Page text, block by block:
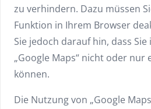
zu verhindern. Dazu müssen
Funktion in Ihrem Browser
Sie jedoch darauf hin, dass Sie
„Google Maps“ nicht oder nur
können.
Die Nutzung von „Google